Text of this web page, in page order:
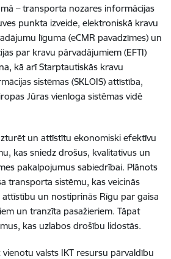
– transporta nozares informācijas
punkta izveide, elektroniskā kravu
līguma (eCMR pavadzīmes) un
par kravu pārvadājumiem (EFTI)
kā arī Starptautiskās kravu
sistēmas (SKLOIS) attīstība,
Jūras vienloga sistēmas vidē
un attīstītu ekonomiski efektīvu
kas sniedz drošus, kvalitatīvus un
pakalpojumus sabiedrībai. Plānots
transporta sistēmu, kas veicinās
un nostiprinās Rīgu par gaisa
un tranzīta pasažieriem. Tāpat
kas uzlabos drošību lidostās.
valsts IKT resursu pārvaldību